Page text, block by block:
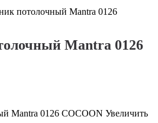
потолочный Mantra 0126
Mantra 0126
Увеличить